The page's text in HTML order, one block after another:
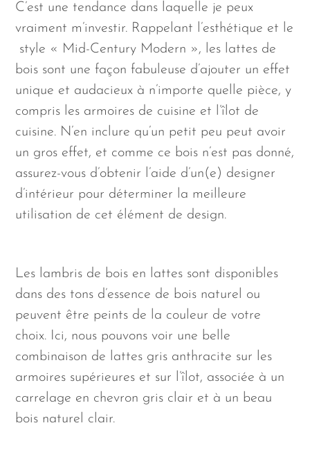
C’est une tendance dans laquelle je peux
vraiment m’investir. Rappelant l’esthétique et le
style « Mid-Century Modern », les lattes de
bois sont une façon fabuleuse d’ajouter un effet
unique et audacieux à n’importe quelle pièce, y
compris les armoires de cuisine et l’îlot de
cuisine. N’en inclure qu’un petit peu peut avoir
un gros effet, et comme ce bois n’est pas donné,
assurez-vous d’obtenir l’aide d’un(e) designer
d’intérieur pour déterminer la meilleure
utilisation de cet élément de design.
Les lambris de bois en lattes sont disponibles
dans des tons d’essence de bois naturel ou
peuvent être peints de la couleur de votre
choix. Ici, nous pouvons voir une belle
combinaison de lattes gris anthracite sur les
armoires supérieures et sur l’îlot, associée à un
carrelage en chevron gris clair et à un beau
bois naturel clair.